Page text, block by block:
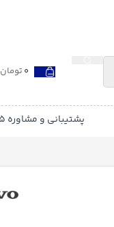
0 تومان
پشتیبانی و مشاوره 665 222 33 028